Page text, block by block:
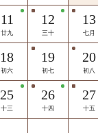
11
廿九
12
三十
13
七月
18
初六
19
初七
20
初八
25
十三
26
十四
27
十五